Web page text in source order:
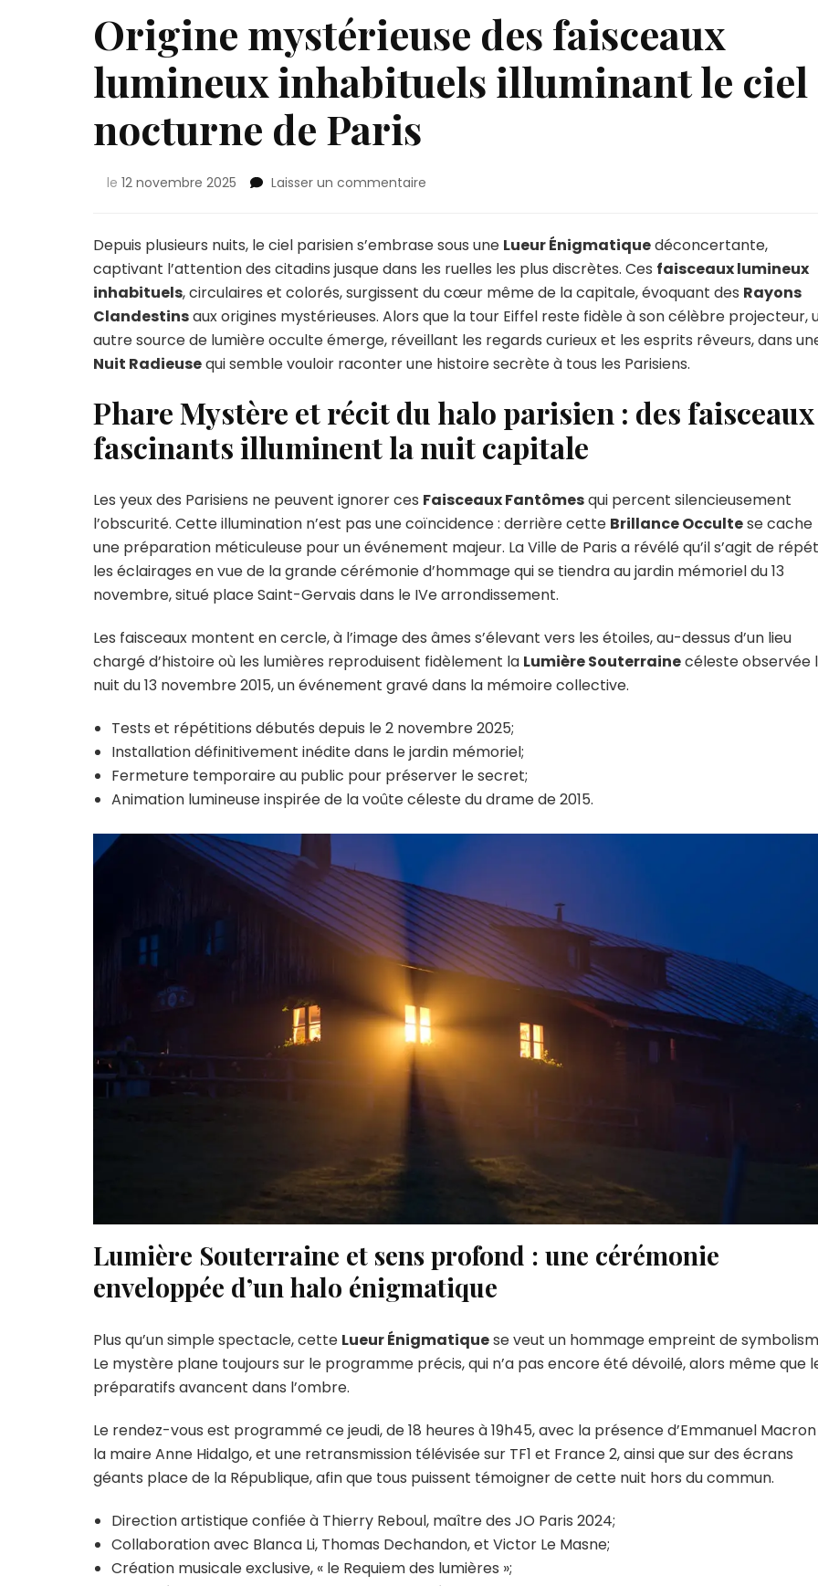
Origine mystérieuse des faisceaux
lumineux inhabituels illuminant le ciel
nocturne de Paris
le 12 novembre 2025 Laisser un commentaire
des
lumineux
inhabituels
illuminant
le
ciel
nocturne
Paris
Depuis plusieurs nuits, le ciel parisien s’embrase sous une Lueur Énigmatiquedéconcertante,
captivant l’attention des citadins jusque dans les ruelles les plus discrètes. Ces faisceaux lumineux
inhabituels, circulaires et colorés, surgissent du cœur même de la capitale, évoquant des Rayons
Clandestinsaux origines mystérieuses. Alors que la tour Eiffel reste fidèle à son célèbre projecteur,
autre source de lumière occulte émerge, réveillant les regards curieux et les esprits rêveurs, dans
Nuit Radieusequi semble vouloir raconter une histoire secrète à tous les Parisiens.
Phare Mystère et récit du halo parisien : des faisceaux
fascinants illuminent la nuit capitale
Les yeux des Parisiens ne peuvent ignorer ces Faisceaux Fantômesqui percent silencieusement
l’obscurité. Cette illumination n’est pas une coïncidence : derrière cette Brillance Occultese cache
une préparation méticuleuse pour un événement majeur. La Ville de Paris a révélé qu’il s’agit de
les éclairages en vue de la grande cérémonie d’hommage qui se tiendra au jardin mémoriel du 13
novembre, situé place Saint-Gervais dans le IVe arrondissement.
Les faisceaux montent en cercle, à l’image des âmes s’élevant vers les étoiles, au-dessus d’un lieu
chargé d’histoire où les lumières reproduisent fidèlement la Lumière Souterrainecéleste observée
nuit du 13 novembre 2015, un événement gravé dans la mémoire collective.
Tests et répétitions débutés depuis le 2 novembre 2025;
Installation définitivement inédite dans le jardin mémoriel;
Fermeture temporaire au public pour préserver le secret;
Animation lumineuse inspirée de la voûte céleste du drame de 2015.
Lumière Souterraine et sens profond : une cérémonie
enveloppée d’un halo énigmatique
Plus qu’un simple spectacle, cette Lueur Énigmatiquese veut un hommage empreint de
Le mystère plane toujours sur le programme précis, qui n’a pas encore été dévoilé, alors même que
préparatifs avancent dans l’ombre.
Le rendez-vous est programmé ce jeudi, de 18 heures à 19h45, avec la présence d’Emmanuel
la maire Anne Hidalgo, et une retransmission télévisée sur TF1 et France 2, ainsi que sur des écrans
géants place de la République, afin que tous puissent témoigner de cette nuit hors du commun.
Direction artistique confiée à Thierry Reboul, maître des JO Paris 2024;
Collaboration avec Blanca Li, Thomas Dechandon, et Victor Le Masne;
Création musicale exclusive, « le Requiem des lumières »;